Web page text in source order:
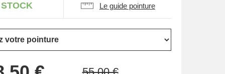
Le guide pointure